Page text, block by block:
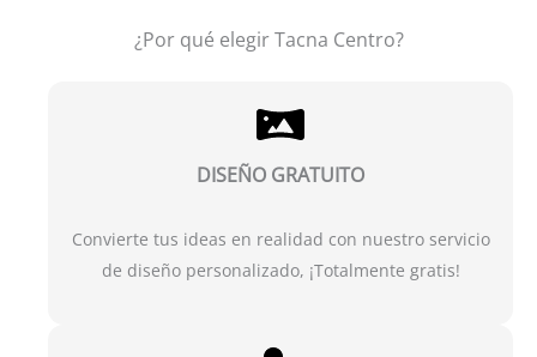
¿Por qué elegir Tacna Centro?
DISEÑO GRATUITO
Convierte tus ideas en realidad con nuestro servicio
de diseño personalizado, ¡Totalmente gratis!